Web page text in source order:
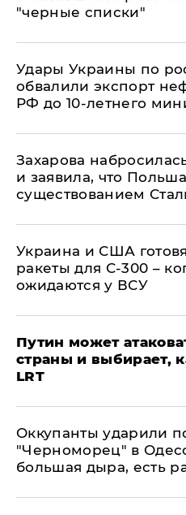
"черные списки"
Удары Украины по
обвалили экспорт
РФ до 10-летнего
​Захарова
и заявила, что
существованием
Украина и США
ракеты для С-300 –
ожидаются у ВСУ
Путин может
страны и выбирает,
LRT
Оккупанты ударили
"Черноморец" в
большая дыра, есть